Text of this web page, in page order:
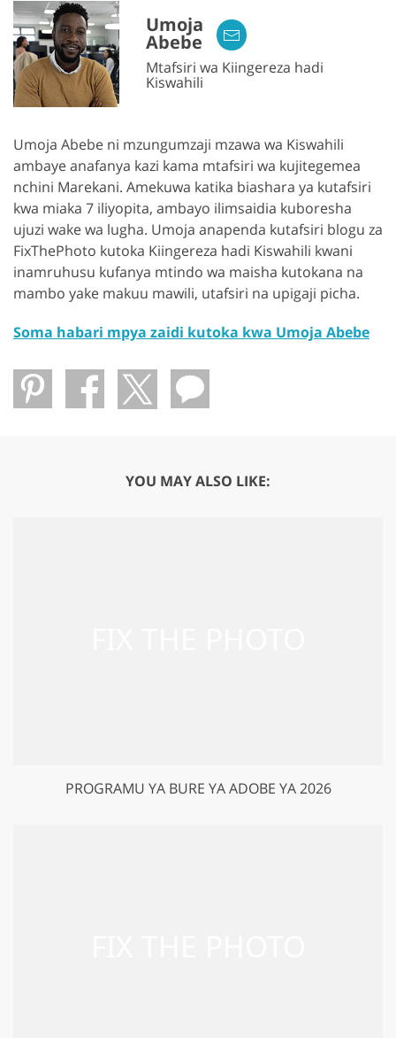
Umoja
Abebe
Mtafsiri wa Kiingereza hadi
Kiswahili
Umoja Abebe ni mzungumzaji mzawa wa Kiswahili
ambaye anafanya kazi kama mtafsiri wa kujitegemea
nchini Marekani. Amekuwa katika biashara ya kutafsiri
kwa miaka 7 iliyopita, ambayo ilimsaidia kuboresha
ujuzi wake wa lugha. Umoja anapenda kutafsiri blogu za
FixThePhoto kutoka Kiingereza hadi Kiswahili kwani
inamruhusu kufanya mtindo wa maisha kutokana na
mambo yake makuu mawili, utafsiri na upigaji picha.
Soma habari mpya zaidi kutoka kwa Umoja Abebe
YOU MAY ALSO LIKE:
PROGRAMU YA BURE YA ADOBE YA 2026